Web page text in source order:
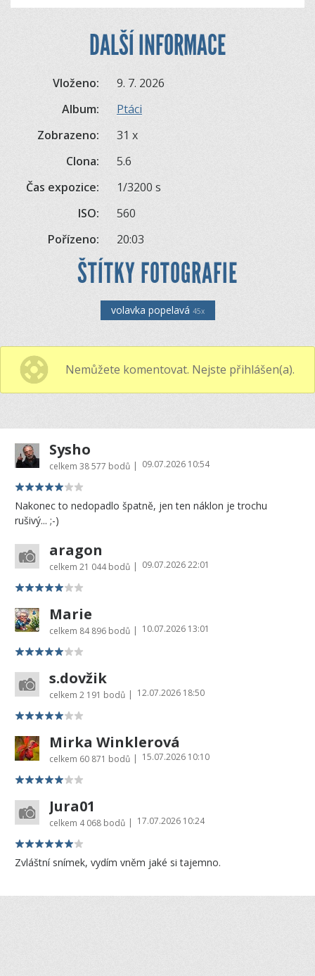
DALŠÍ INFORMACE
Vloženo:
9. 7. 2026
Album:
Ptáci
Zobrazeno:
31 x
Clona:
5.6
Čas expozice:
1/3200 s
ISO:
560
Pořízeno:
20:03
ŠTÍTKY FOTOGRAFIE
volavka popelavá 45x
Nemůžete komentovat. Nejste přihlášen(a).
Sysho
celkem 38 577 bodů | 09.07.2026 10:54
Nakonec to nedopadlo špatně, jen ten náklon je trochu
rušivý... ;-)
aragon
celkem 21 044 bodů | 09.07.2026 22:01
Marie
celkem 84 896 bodů | 10.07.2026 13:01
s.dovžik
celkem 2 191 bodů | 12.07.2026 18:50
Mirka Winklerová
celkem 60 871 bodů | 15.07.2026 10:10
Jura01
celkem 4 068 bodů | 17.07.2026 10:24
Zvláštní snímek, vydím vněm jaké si tajemno.